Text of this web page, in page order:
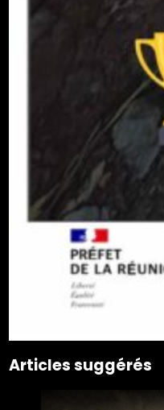
Articles suggérés